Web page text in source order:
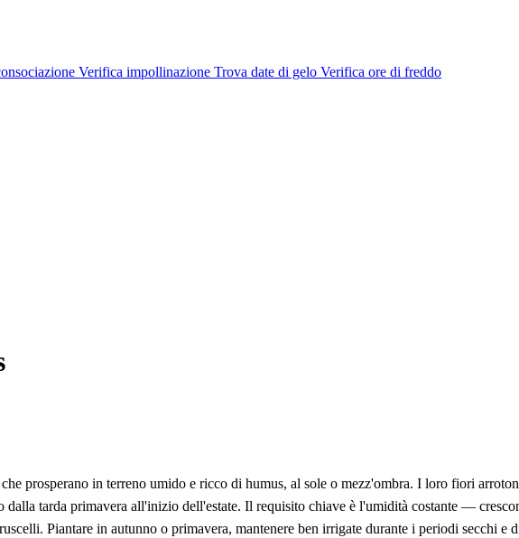
Verifica impollinazione Trova date di gelo Verifica ore di freddo
prosperano in terreno umido e ricco di humus, al sole o mezz'ombra. I loro fiori
dalla tarda primavera all'inizio dell'estate. Il requisito chiave è l'umidità costante —
Piantare in autunno o primavera, mantenere ben irrigate durante i periodi secchi e